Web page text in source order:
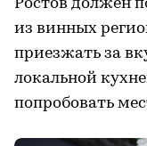
Ростов должен
из винных
приезжать за
локальной
попробовать